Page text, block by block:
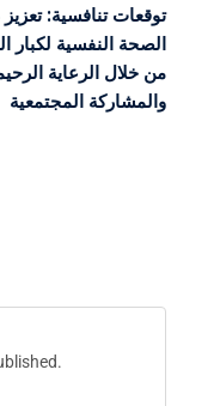
توقعات تنافسية:
الصحة النفسية لكبار
من خلال الرعاية
والمشاركة المجتمعية